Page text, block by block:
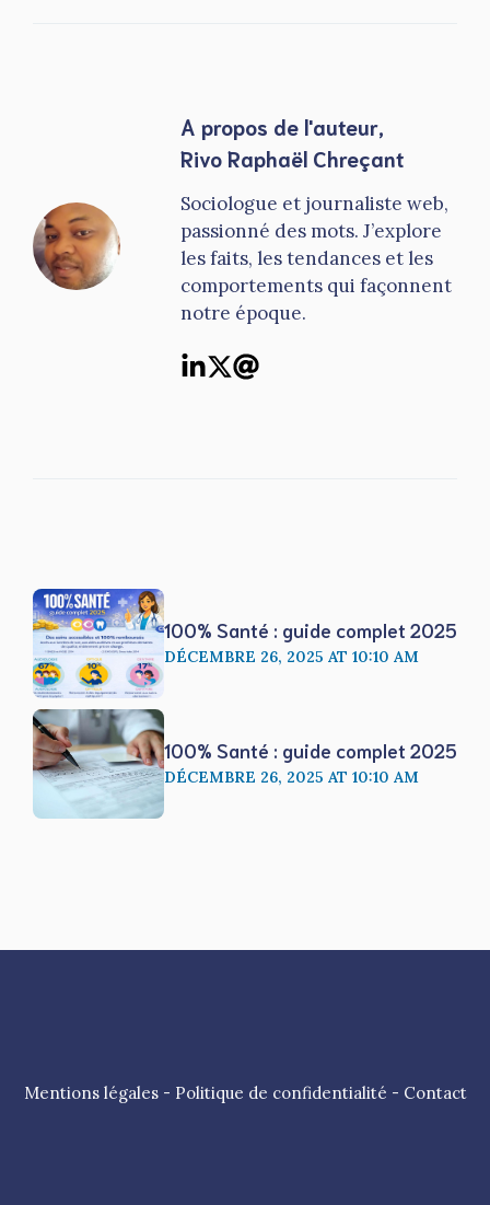
A propos de l'auteur,
Rivo Raphaël Chreçant
Sociologue et journaliste web,
passionné des mots. J’explore
les faits, les tendances et les
comportements qui façonnent
notre époque.
100% Santé : guide complet 2025
DÉCEMBRE 26, 2025 AT 10:10 AM
100% Santé : guide complet 2025
DÉCEMBRE 26, 2025 AT 10:10 AM
Mentions légales- Politique de confidentialité - Contact